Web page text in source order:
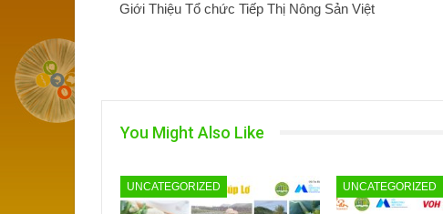
Giới Thiệu Tổ chức Tiếp Thị Nông Sản Việt
You Might Also Like
UNCATEGORIZED UNCATEGORIZED